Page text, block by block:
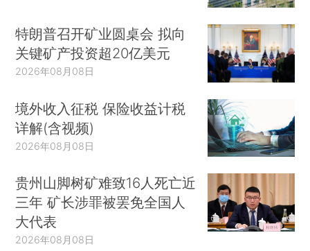
特朗普召开矿业圆桌会 拟向
关键矿产投资超20亿美元
2026年08月08日
境外收入征税 保险收益计税
详解(含视频)
2026年08月08日
贵州山脚树矿难致16人死亡近
三年 矿长涉罪被罢免全国人
大代表
2026年08月08日